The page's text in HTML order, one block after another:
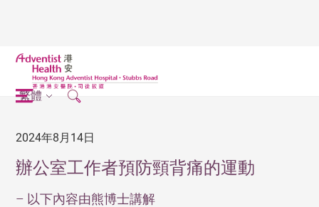
繁體
2024年8月14日
辦公室工作者預防頸背痛的運動
– 以下內容由熊博士講解